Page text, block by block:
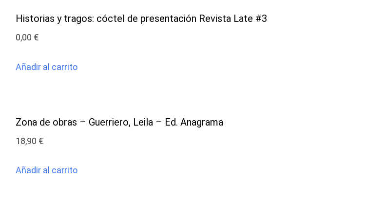
Historias y tragos: cóctel de presentación Revista Late #3
0,00 €
Añadir al carrito
Zona de obras – Guerriero, Leila – Ed. Anagrama
18,90 €
Añadir al carrito